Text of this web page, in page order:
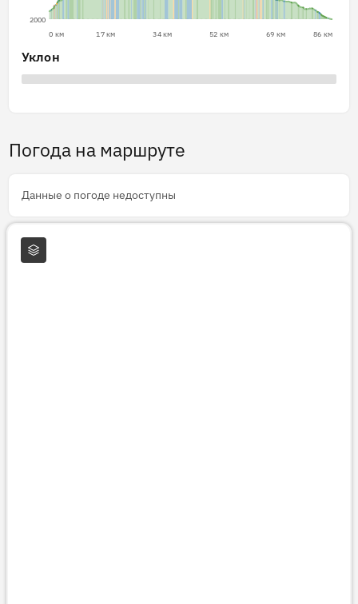
2000
0 км 17 км 34 км 52 км 69 км 86 км
Уклон
Погода на маршруте
Данные о погоде недоступны